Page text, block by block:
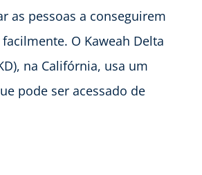
as pessoas a conseguirem
O Kaweah Delta
, na Califórnia, usa um
pode ser acessado de